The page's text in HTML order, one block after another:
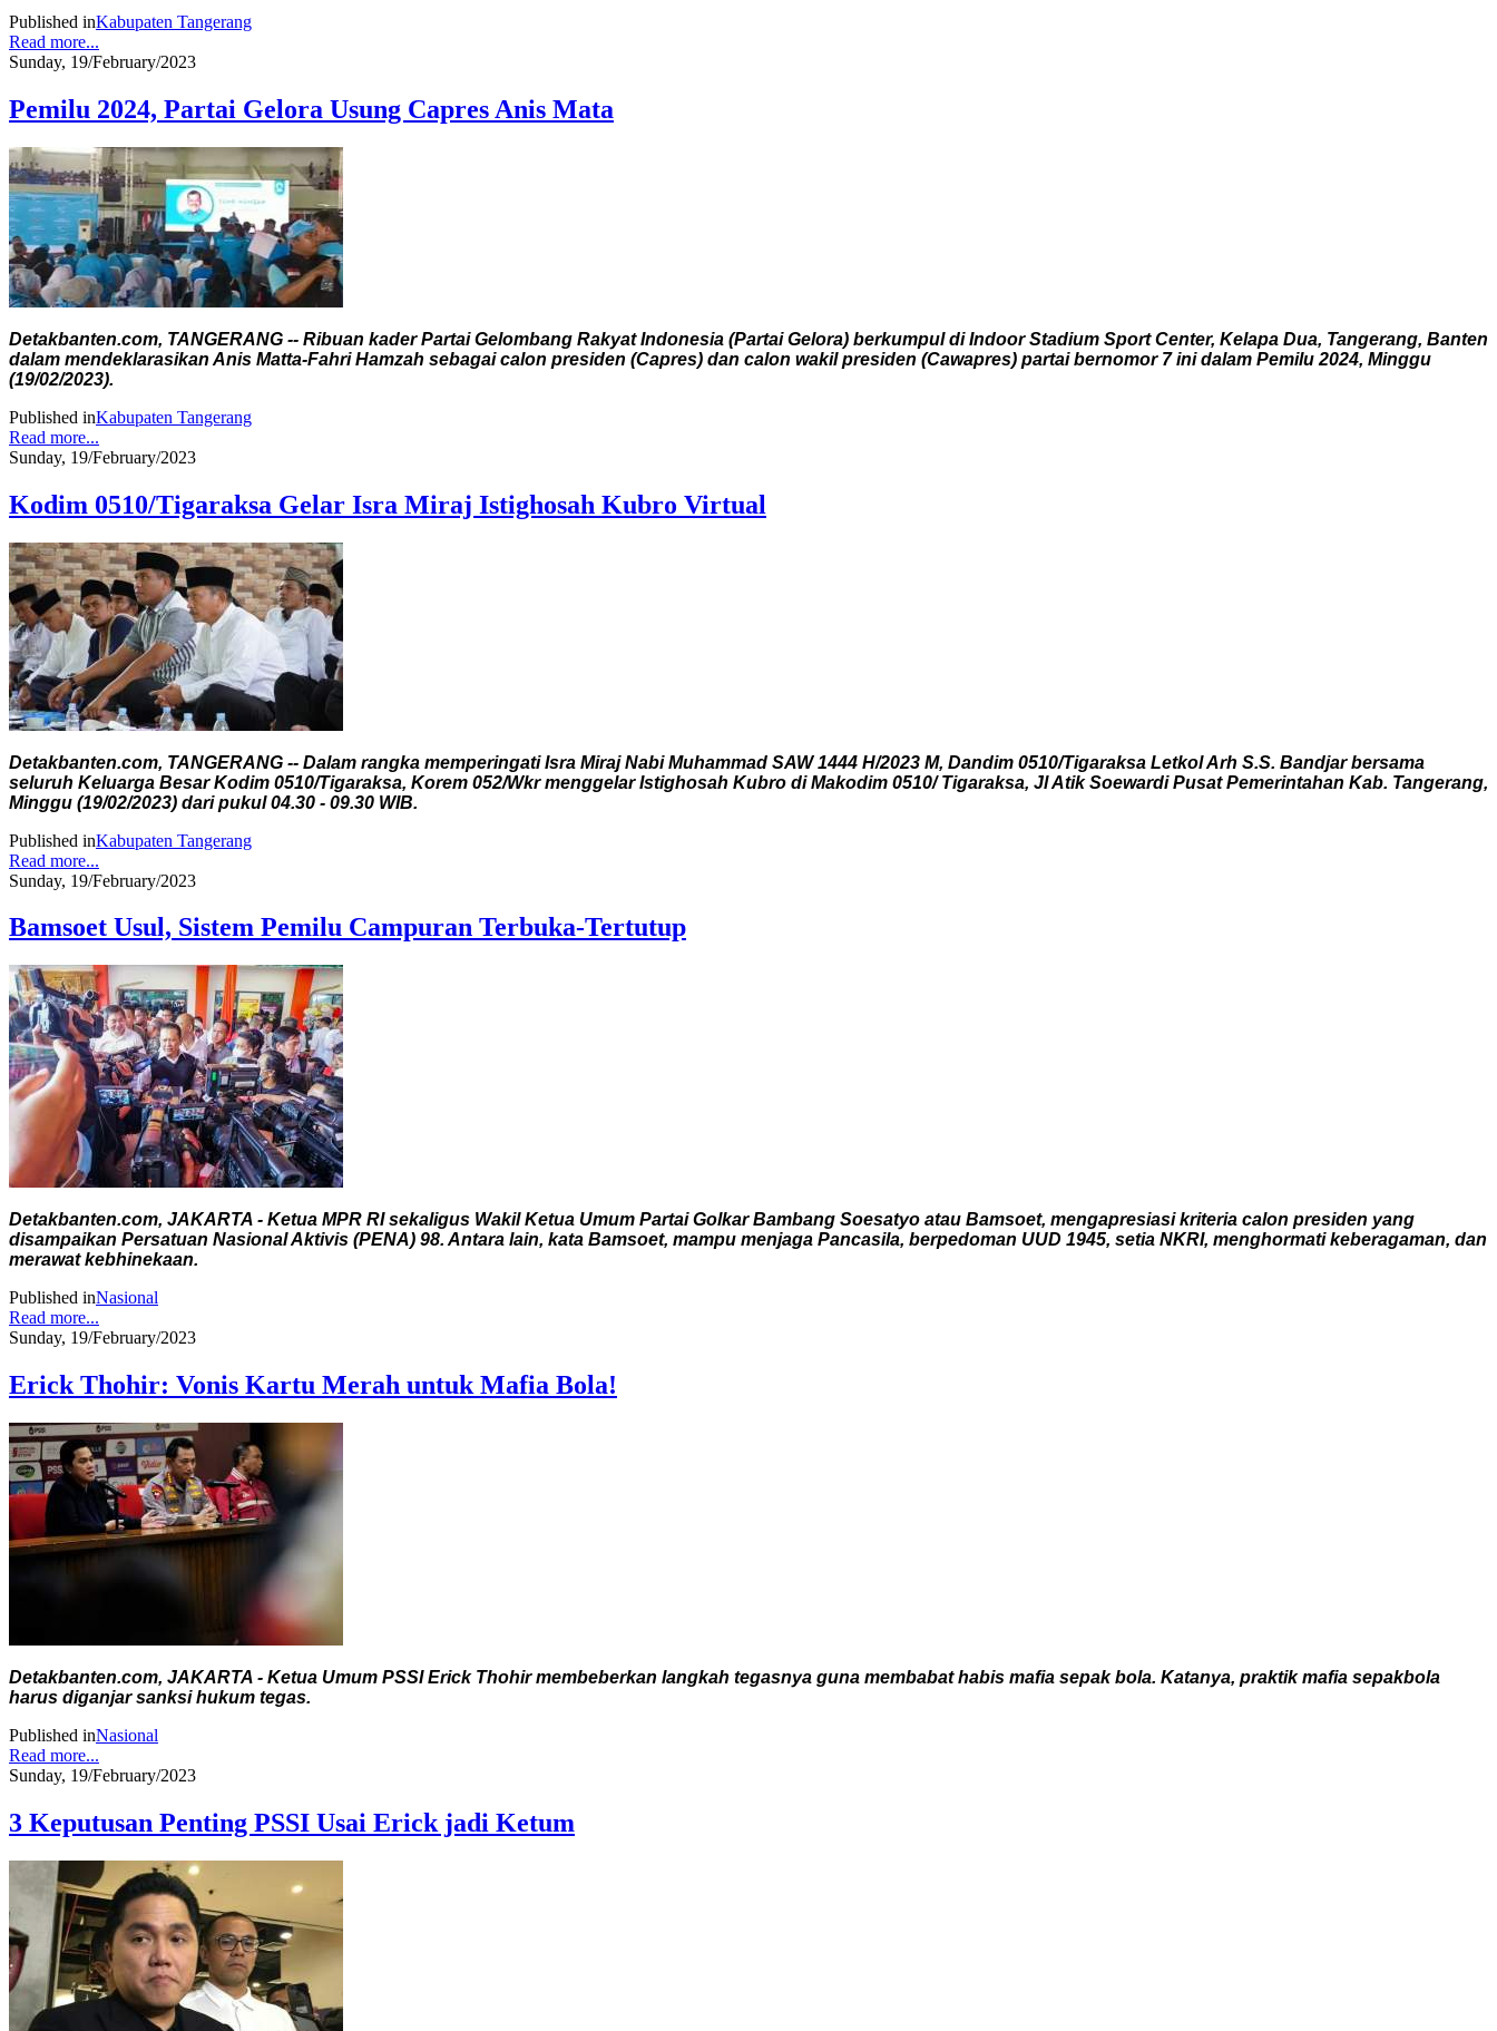
Published inKabupaten Tangerang
Read more...
Sunday, 19/February/2023
Pemilu 2024, Partai Gelora Usung Capres Anis Mata
Detakbanten.com, TANGERANG -- Ribuan kader Partai Gelombang Rakyat Indonesia (Partai Gelora) berkumpul di Indoor Stadium Sport Center, Kelapa Dua, Tangerang, Banten
dalam mendeklarasikan Anis Matta-Fahri Hamzah sebagai calon presiden (Capres) dan calon wakil presiden (Cawapres) partai bernomor 7 ini dalam Pemilu 2024, Minggu
(19/02/2023).
Published inKabupaten Tangerang
Read more...
Sunday, 19/February/2023
Kodim 0510/Tigaraksa Gelar Isra Miraj Istighosah Kubro Virtual
Detakbanten.com, TANGERANG -- Dalam rangka memperingati Isra Miraj Nabi Muhammad SAW 1444 H/2023 M, Dandim 0510/Tigaraksa Letkol Arh S.S. Bandjar bersama
seluruh Keluarga Besar Kodim 0510/Tigaraksa, Korem 052/Wkr menggelar Istighosah Kubro di Makodim 0510/ Tigaraksa, Jl Atik Soewardi Pusat Pemerintahan Kab. Tangerang,
Minggu (19/02/2023) dari pukul 04.30 - 09.30 WIB.
Published inKabupaten Tangerang
Read more...
Sunday, 19/February/2023
Bamsoet Usul, Sistem Pemilu Campuran Terbuka-Tertutup
Detakbanten.com, JAKARTA - Ketua MPR RI sekaligus Wakil Ketua Umum Partai Golkar Bambang Soesatyo atau Bamsoet, mengapresiasi kriteria calon presiden yang
disampaikan Persatuan Nasional Aktivis (PENA) 98. Antara lain, kata Bamsoet, mampu menjaga Pancasila, berpedoman UUD 1945, setia NKRI, menghormati keberagaman, dan
merawat kebhinekaan.
Published inNasional
Read more...
Sunday, 19/February/2023
Erick Thohir: Vonis Kartu Merah untuk Mafia Bola!
Detakbanten.com, JAKARTA - Ketua Umum PSSI Erick Thohir membeberkan langkah tegasnya guna membabat habis mafia sepak bola. Katanya, praktik mafia sepakbola
harus diganjar sanksi hukum tegas.
Published inNasional
Read more...
Sunday, 19/February/2023
3 Keputusan Penting PSSI Usai Erick jadi Ketum